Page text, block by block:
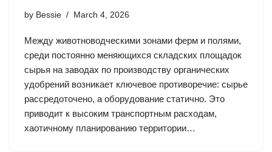
by Bessie March 4, 2026
Между животноводческими зонами ферм и полями,
среди постоянно меняющихся складских площадок
сырья на заводах по производству органических
удобрений возникает ключевое противоречие: сырье
рассредоточено, а оборудование статично. Это
приводит к высоким транспортным расходам,
хаотичному планированию территории…